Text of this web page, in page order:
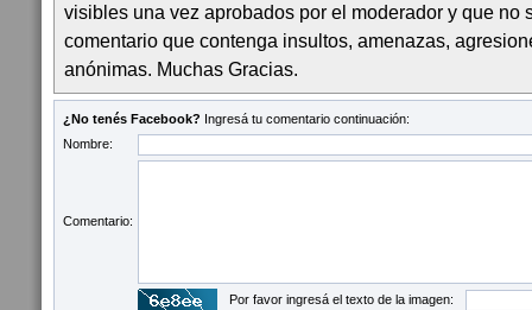
visibles una vez aprobados por el moderador y que no
comentario que contenga insultos, amenazas,
anónimas. Muchas Gracias.
¿No tenés Facebook? Ingresá tu comentario continuación:
Nombre:
Comentario:
Por favor ingresá el texto de la imagen: